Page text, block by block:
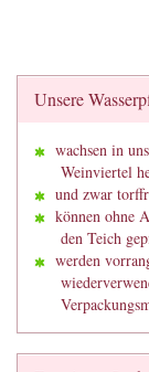
Unsere
wachsen in
Weinviertel
und zwar
können ohne
den Teich
werden